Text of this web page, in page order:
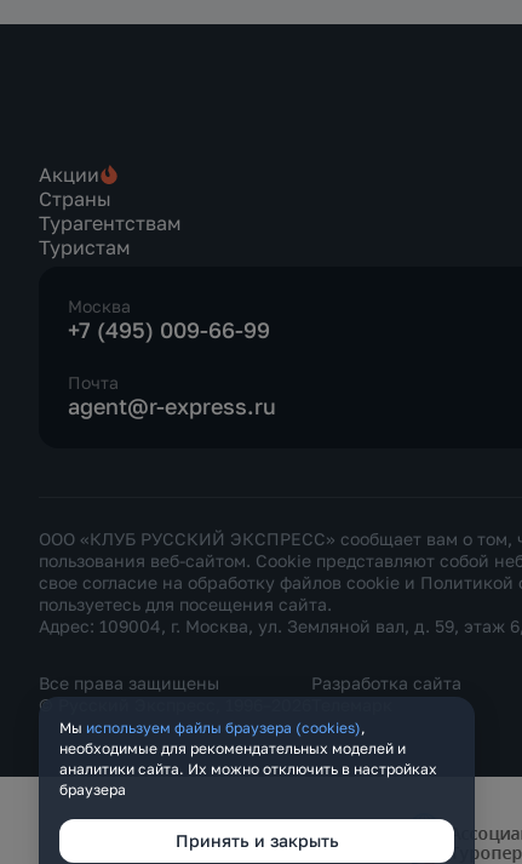
Акции
Страны
Турагентствам
Туристам
Москва
+7 (495) 009-66-99
Почта
agent@r-express.ru
ООО «КЛУБ РУССКИЙ ЭКСПРЕСС» сообщает вам о том,
пользования веб-сайтом. Cookie представляют собой
свое согласие на обработку файлов cookie и Политикой
пользуетесь для посещения сайта.
Адрес: 109004, г. Москва, ул. Земляной вал, д. 59, этаж
Все права защищены
© Русский Экспресс, 1996–2026
Разработка сайта
Мы используем файлы браузера (cookies),
необходимые для рекомендательных моделей и
аналитики сайта. Их можно отключить в настройках
браузера
Принять и закрыть